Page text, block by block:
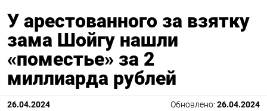
У арестованного за взятку
зама Шойгу нашли
«поместье» за 2
миллиарда рублей
26.04.2024 Обновлено: 26.04.2024